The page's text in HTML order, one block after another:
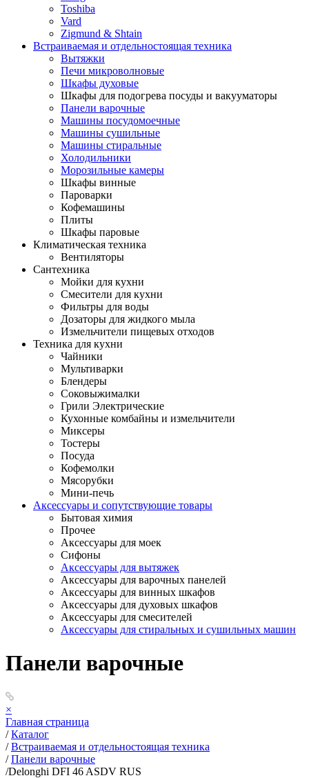
Toshiba
Vard
Zigmund & Shtain
Встраиваемая и отдельностоящая техника
Вытяжки
Печи микроволновые
Шкафы духовые
Шкафы для подогрева посуды и вакууматоры
Панели варочные
Машины посудомоечные
Машины сушильные
Машины стиральные
Холодильники
Морозильные камеры
Шкафы винные
Пароварки
Кофемашины
Плиты
Шкафы паровые
Климатическая техника
Вентиляторы
Сантехника
Мойки для кухни
Смесители для кухни
Фильтры для воды
Дозаторы для жидкого мыла
Измельчители пищевых отходов
Техника для кухни
Чайники
Мультиварки
Блендеры
Соковыжималки
Грили Электрические
Кухонные комбайны и измельчители
Миксеры
Тостеры
Посуда
Кофемолки
Мясорубки
Мини-печь
Аксессуары и сопутствующие товары
Бытовая химия
Прочее
Аксессуары для моек
Сифоны
Аксессуары для вытяжек
Аксессуары для варочных панелей
Аксессуары для винных шкафов
Аксессуары для духовых шкафов
Аксессуары для смесителей
Аксессуары для стиральных и сушильных машин
Панели варочные
×
Главная страница
/ Каталог
/ Встраиваемая и отдельностоящая техника
/ Панели варочные
/Delonghi DFI 46 ASDV RUS